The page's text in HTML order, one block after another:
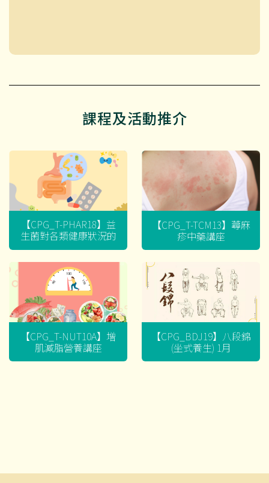
課程及活動推介
【CPG_T-PHAR18】益
生菌對各類健康狀況的
迷思
【CPG_T-TCM13】蕁麻
疹中藥講座
【CPG_T-NUT10A】增
肌減脂營養講座
【CPG_BDJ19】八段錦
(坐式養生) 1月